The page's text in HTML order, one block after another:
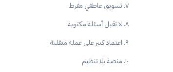
٧. تسويق عاطفي مفرط
٨. لا تقبل أسئلة مكتوبة
٩. اعتماد كبير على عملة متقلبة
١٠. منصة بلا تنظيم